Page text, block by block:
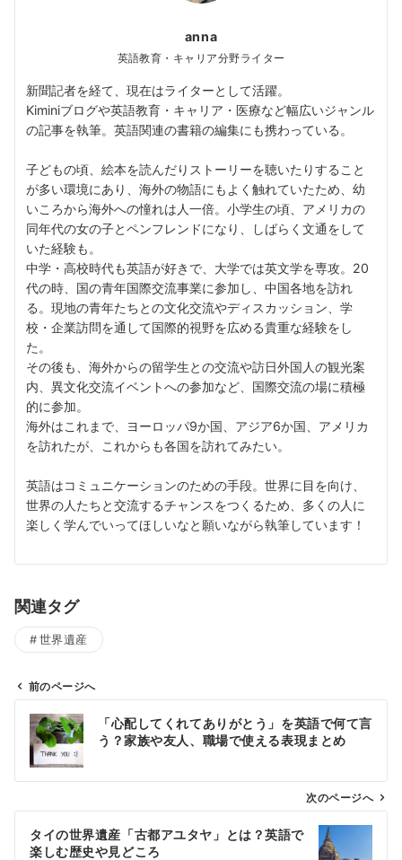
anna
英語教育・キャリア分野ライター
新聞記者を経て、現在はライターとして活躍。
Kiminiブログや英語教育・キャリア・医療など幅広いジャンル
の記事を執筆。英語関連の書籍の編集にも携わっている。
子どもの頃、絵本を読んだりストーリーを聴いたりすること
が多い環境にあり、海外の物語にもよく触れていたため、幼
いころから海外への憧れは人一倍。小学生の頃、アメリカの
同年代の女の子とペンフレンドになり、しばらく文通をして
いた経験も。
中学・高校時代も英語が好きで、大学では英文学を専攻。20
代の時、国の青年国際交流事業に参加し、中国各地を訪れ
る。現地の青年たちとの文化交流やディスカッション、学
校・企業訪問を通して国際的視野を広める貴重な経験をし
た。
その後も、海外からの留学生との交流や訪日外国人の観光案
内、異文化交流イベントへの参加など、国際交流の場に積極
的に参加。
海外はこれまで、ヨーロッパ9か国、アジア6か国、アメリカ
を訪れたが、これからも各国を訪れてみたい。
英語はコミュニケーションのための手段。世界に目を向け、
世界の人たちと交流するチャンスをつくるため、多くの人に
楽しく学んでいってほしいなと願いながら執筆しています！
関連タグ
世界遺産
前のページへ
「心配してくれてありがとう」を英語で何て言
う？家族や友人、職場で使える表現まとめ
次のページへ
タイの世界遺産「古都アユタヤ」とは？英語で
楽しむ歴史や見どころ